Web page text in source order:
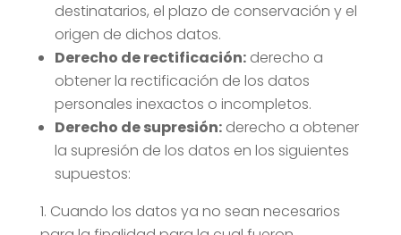
destinatarios, el plazo de conservación y el
origen de dichos datos.
Derecho de rectificación:derecho a
obtener la rectificación de los datos
personales inexactos o incompletos.
Derecho de supresión:derecho a obtener
la supresión de los datos en los siguientes
supuestos:
Cuando los datos ya no sean necesarios